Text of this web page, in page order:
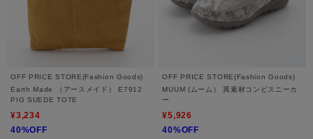
OFF PRICE STORE(Fashion Goods)
Earth Made （アースメイド） E7912
PIG SUEDE TOTE
¥3,234
40%OFF
OFF PRICE STORE(Fashion Goods)
MUUM (ムーム） 異素材コンビスニーカ
ー
¥5,926
40%OFF